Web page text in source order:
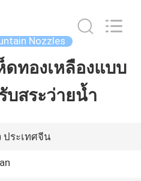
Nozzles
ดทองเหลืองแบบ
บสระว่ายน้ำ
ประเทศจีน